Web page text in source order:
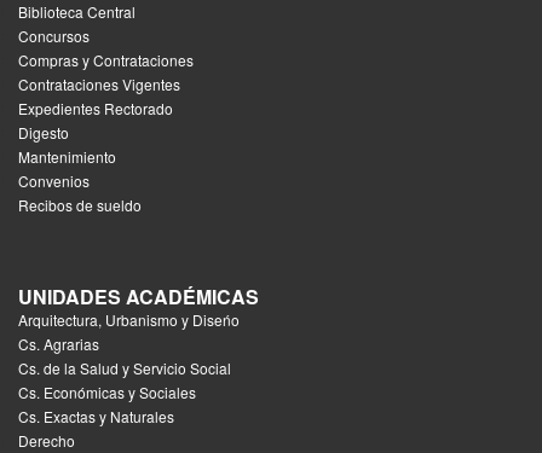
Biblioteca Central
Concursos
Compras y Contrataciones
Contrataciones Vigentes
Expedientes Rectorado
Digesto
Mantenimiento
Convenios
Recibos de sueldo
UNIDADES ACADÉMICAS
Arquitectura, Urbanismo y Diseńo
Cs. Agrarias
Cs. de la Salud y Servicio Social
Cs. Económicas y Sociales
Cs. Exactas y Naturales
Derecho